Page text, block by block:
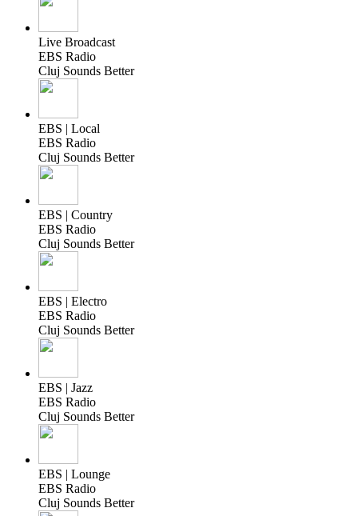
Live Broadcast
EBS Radio
Cluj Sounds Better
EBS | Local
EBS Radio
Cluj Sounds Better
EBS | Country
EBS Radio
Cluj Sounds Better
EBS | Electro
EBS Radio
Cluj Sounds Better
EBS | Jazz
EBS Radio
Cluj Sounds Better
EBS | Lounge
EBS Radio
Cluj Sounds Better